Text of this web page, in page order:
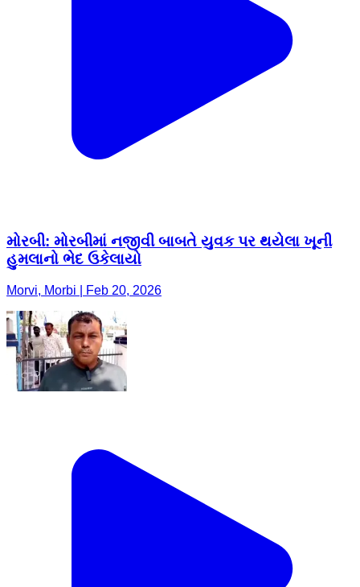
મોરબી: મોરબીમાં નજીવી બાબતે યુવક પર થયેલા ખૂની
હુમલાનો ભેદ ઉકેલાયો
Morvi, Morbi | Feb 20, 2026